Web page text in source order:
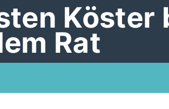
Köster
Rat